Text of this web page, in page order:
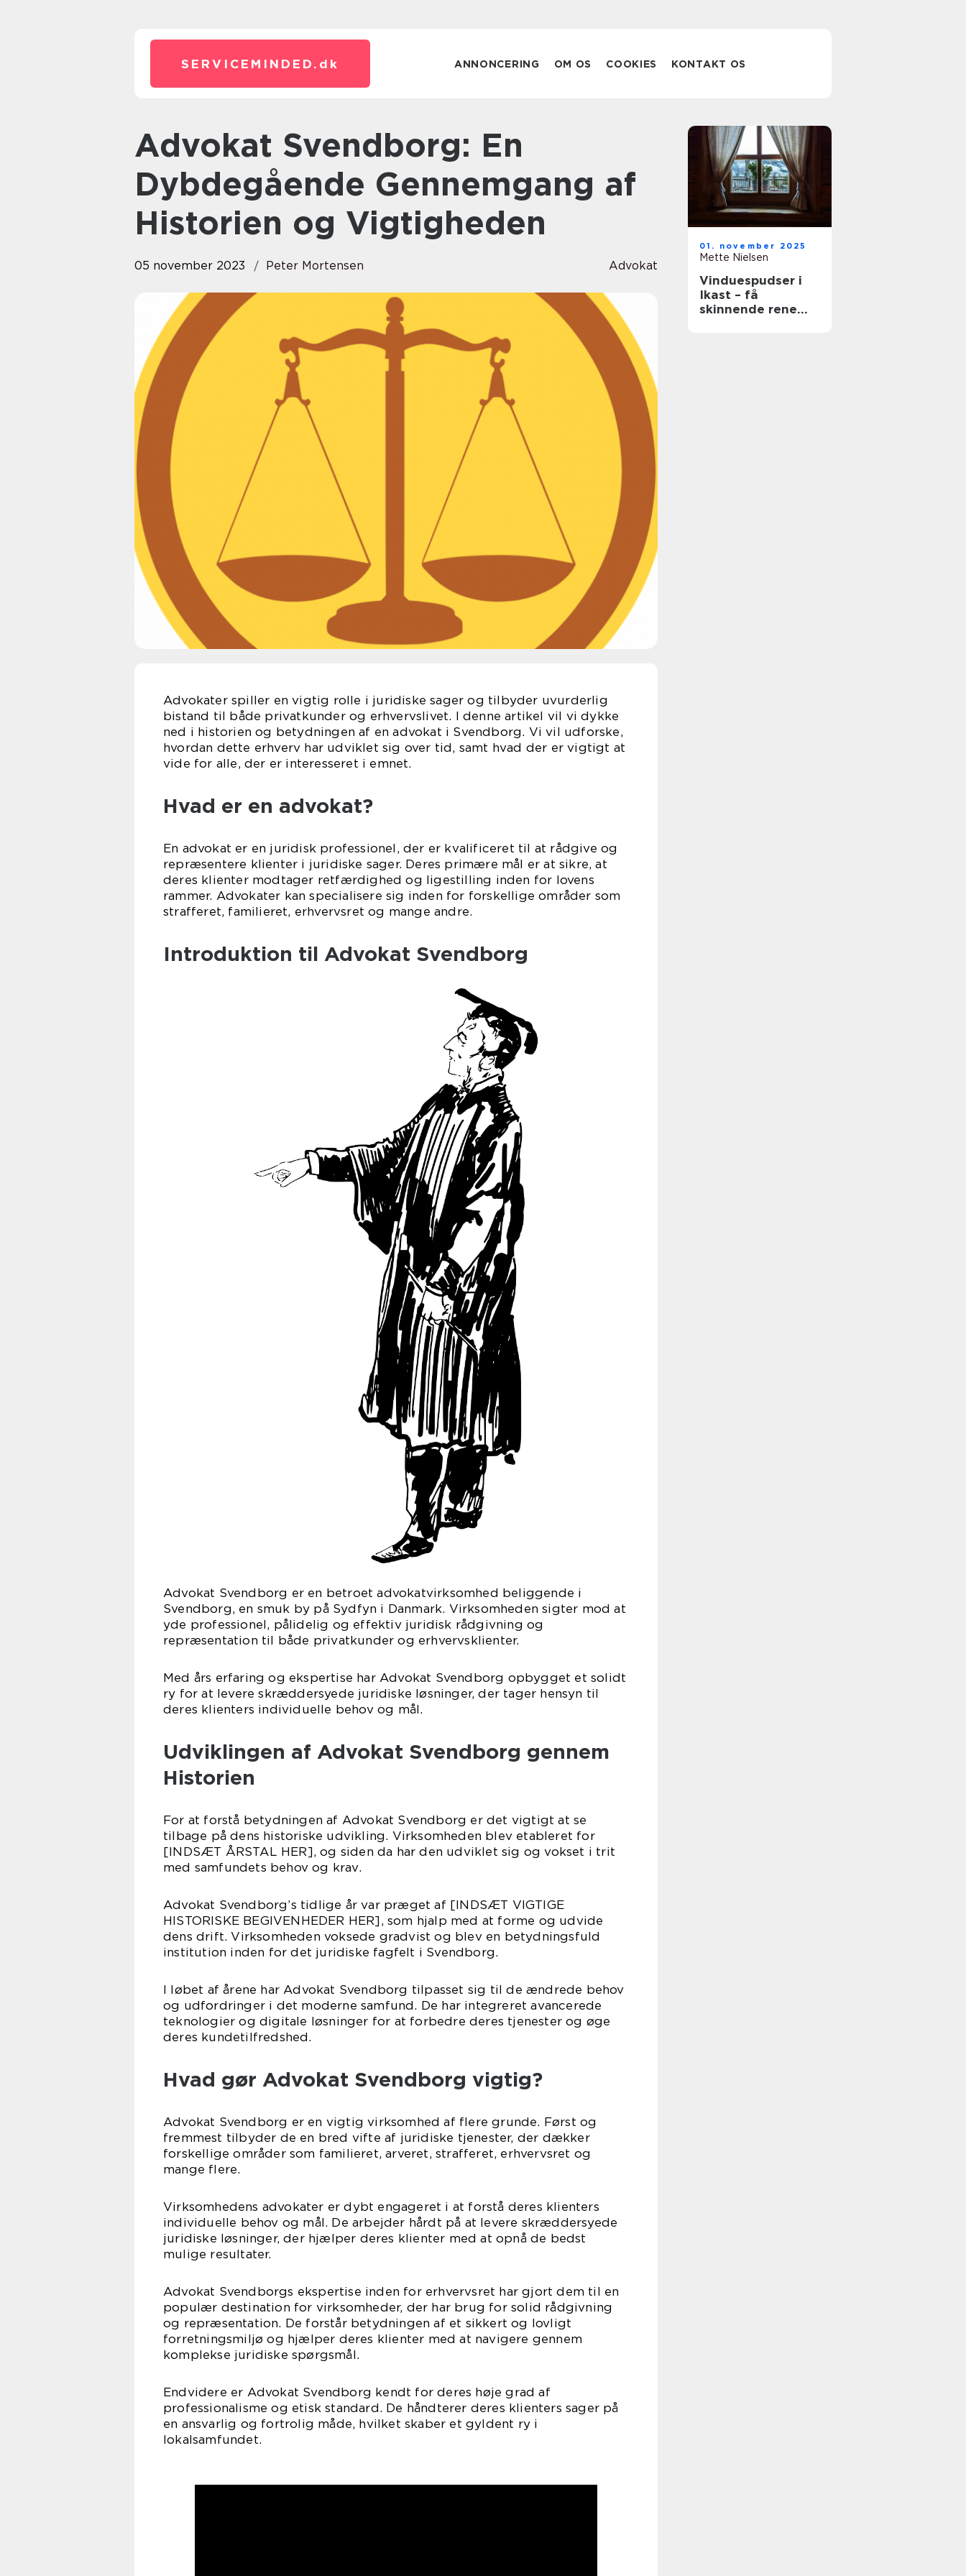
SERVICEMINDED. dk ANNONCERING OM OS COOKIES KONTAKT OS
Advokat Svendborg: En
Dybdegående Gennemgang af
Historien og Vigtigheden
05 november 2023 Peter Mortensen Advokat
Advokater spiller en vigtig rolle i juridiske sager og tilbyder uvurderlig
bistand til både privatkunder og erhvervslivet. I denne artikel vil vi dykke
ned i historien og betydningen af en advokat i Svendborg. Vi vil udforske,
hvordan dette erhverv har udviklet sig over tid, samt hvad der er vigtigt at
vide for alle, der er interesseret i emnet.
Hvad er en advokat?
En advokat er en juridisk professionel, der er kvalificeret til at rådgive og
repræsentere klienter i juridiske sager. Deres primære mål er at sikre, at
deres klienter modtager retfærdighed og ligestilling inden for lovens
rammer. Advokater kan specialisere sig inden for forskellige områder som
strafferet, familieret, erhvervsret og mange andre.
Introduktion til Advokat Svendborg
Advokat Svendborg er en betroet advokatvirksomhed beliggende i
Svendborg, en smuk by på Sydfyn i Danmark. Virksomheden sigter mod at
yde professionel, pålidelig og effektiv juridisk rådgivning og
repræsentation til både privatkunder og erhvervsklienter.
Med års erfaring og ekspertise har Advokat Svendborg opbygget et solidt
ry for at levere skræddersyede juridiske løsninger, der tager hensyn til
deres klienters individuelle behov og mål.
Udviklingen af Advokat Svendborg gennem
Historien
For at forstå betydningen af Advokat Svendborg er det vigtigt at se
tilbage på dens historiske udvikling. Virksomheden blev etableret for
[INDSÆT ÅRSTAL HER], og siden da har den udviklet sig og vokset i trit
med samfundets behov og krav.
Advokat Svendborg’s tidlige år var præget af [INDSÆT VIGTIGE
HISTORISKE BEGIVENHEDER HER], som hjalp med at forme og udvide
dens drift. Virksomheden voksede gradvist og blev en betydningsfuld
institution inden for det juridiske fagfelt i Svendborg.
I løbet af årene har Advokat Svendborg tilpasset sig til de ændrede behov
og udfordringer i det moderne samfund. De har integreret avancerede
teknologier og digitale løsninger for at forbedre deres tjenester og øge
deres kundetilfredshed.
Hvad gør Advokat Svendborg vigtig?
Advokat Svendborg er en vigtig virksomhed af flere grunde. Først og
fremmest tilbyder de en bred vifte af juridiske tjenester, der dækker
forskellige områder som familieret, arveret, strafferet, erhvervsret og
mange flere.
Virksomhedens advokater er dybt engageret i at forstå deres klienters
individuelle behov og mål. De arbejder hårdt på at levere skræddersyede
juridiske løsninger, der hjælper deres klienter med at opnå de bedst
mulige resultater.
Advokat Svendborgs ekspertise inden for erhvervsret har gjort dem til en
populær destination for virksomheder, der har brug for solid rådgivning
og repræsentation. De forstår betydningen af et sikkert og lovligt
forretningsmiljø og hjælper deres klienter med at navigere gennem
komplekse juridiske spørgsmål.
Endvidere er Advokat Svendborg kendt for deres høje grad af
professionalisme og etisk standard. De håndterer deres klienters sager på
en ansvarlig og fortrolig måde, hvilket skaber et gyldent ry i
lokalsamfundet.
01. november 2025
Mette Nielsen
Vinduespudser i
Ikast – få
skinnende rene